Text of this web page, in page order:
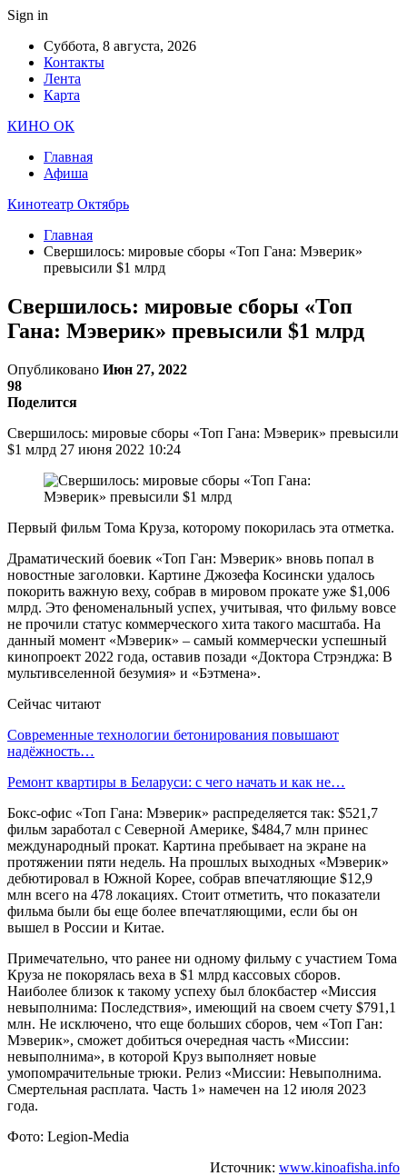
Sign in
Суббота, 8 августа, 2026
Контакты
Лента
Карта
КИНО ОК
Главная
Афиша
Кинотеатр Октябрь
Главная
Свершилось: мировые сборы «Топ Гана: Мэверик»
превысили $1 млрд
Свершилось: мировые сборы «Топ
Гана: Мэверик» превысили $1 млрд
Опубликовано Июн 27, 2022
98
Поделится
Свершилось: мировые сборы «Топ Гана: Мэверик» превысили
$1 млрд 27 июня 2022 10:24
Первый фильм Тома Круза, которому покорилась эта отметка.
Драматический боевик «Топ Ган: Мэверик» вновь попал в
новостные заголовки. Картине Джозефа Косински удалось
покорить важную веху, собрав в мировом прокате уже $1,006
млрд. Это феноменальный успех, учитывая, что фильму вовсе
не прочили статус коммерческого хита такого масштаба. На
данный момент «Мэверик» – самый коммерчески успешный
кинопроект 2022 года, оставив позади «Доктора Стрэнджа: В
мультивселенной безумия» и «Бэтмена».
Сейчас читают
Современные технологии бетонирования повышают
надёжность…
Ремонт квартиры в Беларуси: с чего начать и как не…
Бокс-офис «Топ Гана: Мэверик» распределяется так: $521,7
фильм заработал с Северной Америке, $484,7 млн принес
международный прокат. Картина пребывает на экране на
протяжении пяти недель. На прошлых выходных «Мэверик»
дебютировал в Южной Корее, собрав впечатляющие $12,9
млн всего на 478 локациях. Стоит отметить, что показатели
фильма были бы еще более впечатляющими, если бы он
вышел в России и Китае.
Примечательно, что ранее ни одному фильму с участием Тома
Круза не покорялась веха в $1 млрд кассовых сборов.
Наиболее близок к такому успеху был блокбастер «Миссия
невыполнима: Последствия», имеющий на своем счету $791,1
млн. Не исключено, что еще больших сборов, чем «Топ Ган:
Мэверик», сможет добиться очередная часть «Миссии:
невыполнима», в которой Круз выполняет новые
умопомрачительные трюки. Релиз «Миссии: Невыполнима.
Смертельная расплата. Часть 1» намечен на 12 июля 2023
года.
Фото: Legion-Media
Источник: www.kinoafisha.info